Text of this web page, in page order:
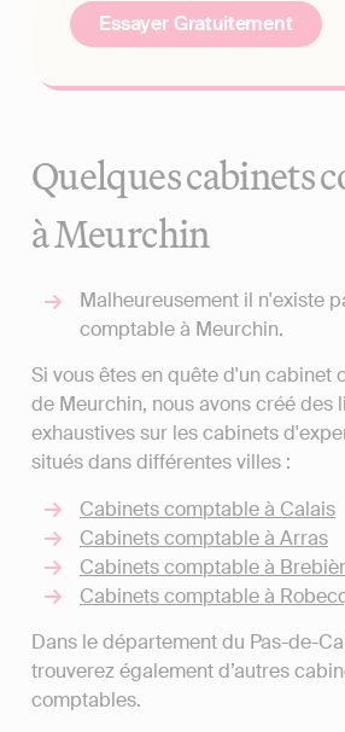
Essayer Gratuitement
Quelques cabinets
à Meurchin
Malheureusement il n'existe
comptable à Meurchin.
Si vous êtes en quête d'un cabinet
de Meurchin, nous avons créé des
exhaustives sur les cabinets
situés dans différentes villes :
Cabinets comptable à Calais
Cabinets comptable à Arras
Cabinets comptable à
Cabinets comptable à
Dans le département du Pas-de-
trouverez également d’autres
comptables.